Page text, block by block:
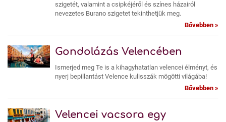
szigetét, valamint a csipkéjéről és színes házairól
nevezetes Burano szigetet tekinthetjük meg.
Bővebben »
Gondolázás Velencében
Ismerjed meg Te is a kihagyhatatlan velencei élményt, és
nyerj bepillantást Velence kulisszák mögötti világába!
Bővebben »
Velencei vacsora egy